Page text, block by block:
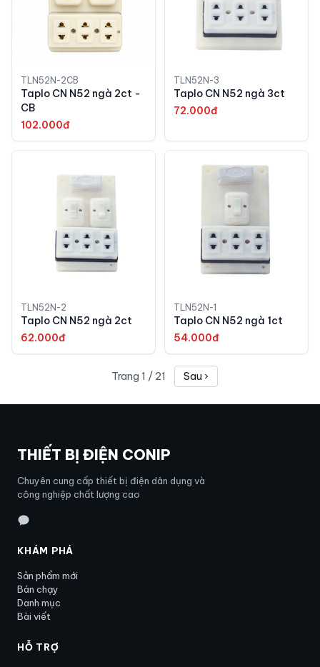
TLN52N-2CB
Taplo CN N52 ngà 2ct -
CB
102.000đ
TLN52N-3
Taplo CN N52 ngà 3ct
72.000đ
TLN52N-2
Taplo CN N52 ngà 2ct
62.000đ
TLN52N-1
Taplo CN N52 ngà 1ct
54.000đ
Trang 1 / 21 Sau ›
THIẾT BỊ ĐIỆN CONIP
Chuyên cung cấp thiết bị điện dân dụng và
công nghiệp chất lượng cao
KHÁM PHÁ
Sản phẩm mới
Bán chạy
Danh mục
Bài viết
HỖ TRỢ